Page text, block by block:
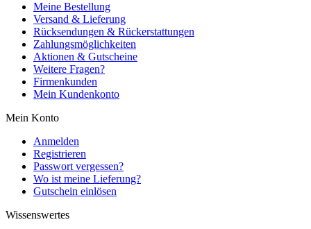
Meine Bestellung
Versand & Lieferung
Rücksendungen & Rückerstattungen
Zahlungsmöglichkeiten
Aktionen & Gutscheine
Weitere Fragen?
Firmenkunden
Mein Kundenkonto
Mein Konto
Anmelden
Registrieren
Passwort vergessen?
Wo ist meine Lieferung?
Gutschein einlösen
Wissenswertes